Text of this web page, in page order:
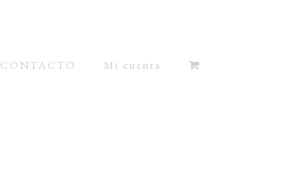
CONTACTO Mi cuenta